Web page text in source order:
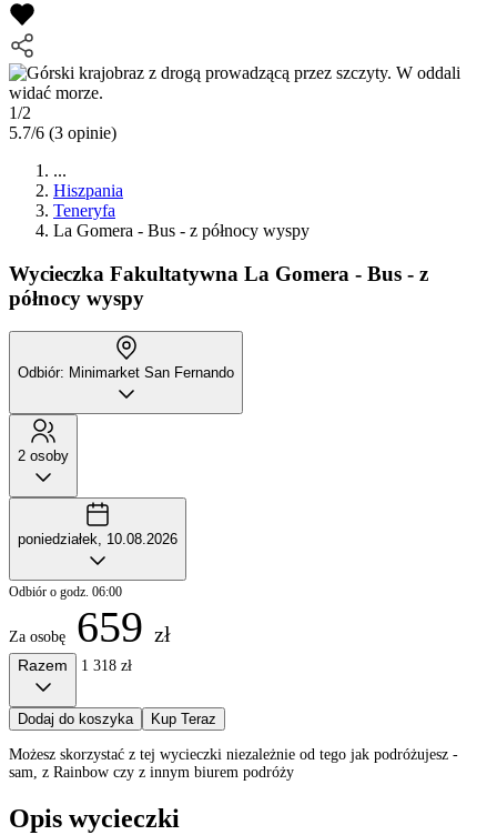
1/2
5.7/6 (3 opinie)
...
Hiszpania
Teneryfa
La Gomera - Bus - z północy wyspy
Wycieczka Fakultatywna La Gomera - Bus - z
północy wyspy
Odbiór: Minimarket San Fernando
2 osoby
poniedziałek, 10.08.2026
Odbiór o godz. 06:00
Za osobę 659 zł
Razem 1 318 zł
Dodaj do koszyka Kup Teraz
Możesz skorzystać z tej wycieczki niezależnie od tego jak podróżujesz -
sam, z Rainbow czy z innym biurem podróży
Opis wycieczki